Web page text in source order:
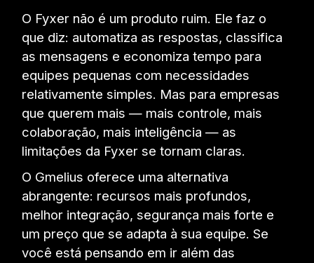
O Fyxer não é um produto ruim. Ele faz o
que diz: automatiza as respostas, classifica
as mensagens e economiza tempo para
equipes pequenas com necessidades
relativamente simples. Mas para empresas
que querem mais — mais controle, mais
colaboração, mais inteligência — as
limitações da Fyxer se tornam claras.
O Gmelius oferece uma alternativa
abrangente: recursos mais profundos,
melhor integração, segurança mais forte e
um preço que se adapta à sua equipe. Se
você está pensando em ir além das